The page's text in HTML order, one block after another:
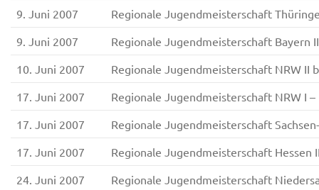
9. Juni 2007
Regionale Jugendmeisterschaft
9. Juni 2007
Regionale Jugendmeisterschaft Bayern
10. Juni 2007
Regionale Jugendmeisterschaft NRW II
17. Juni 2007
Regionale Jugendmeisterschaft NRW I
17. Juni 2007
Regionale Jugendmeisterschaft
17. Juni 2007
Regionale Jugendmeisterschaft Hessen
24. Juni 2007
Regionale Jugendmeisterschaft